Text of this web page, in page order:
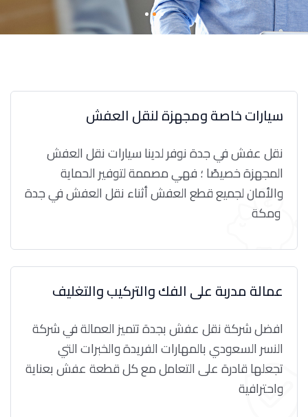
سيارات خاصة ومجهزة لنقل العفش
نقل عفش في جدة نوفر لدينا سيارات نقل العفش
المجهزة خصيصًا ؛ فهي مصممة لتوفير الحماية
والأمان لجميع قطع العفش أثناء نقل العفش في جدة
عمالة مدربة على الفك والتركيب والتغليف
افضل شركة نقل عفش بجدة تتميز العمالة في شركة
النسر السعودي بالمهارات الفريدة والخبرات التي
تجعلها قادرة على التعامل مع كل قطعة عفش بعناية
واحترافية